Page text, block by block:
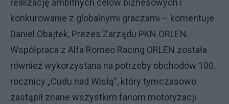
realizację ambitnych celów biznesowych i
konkurowanie z globalnymi graczami – komentuje
Daniel Obajtek, Prezes Zarządu PKN ORLEN.
Współpraca z Alfa Romeo Racing ORLEN została
również wykorzystana na potrzeby obchodów 100.
rocznicy „Cudu nad Wisłą”, który tymczasowo
zastąpił znane wszystkim fanom motoryzacji